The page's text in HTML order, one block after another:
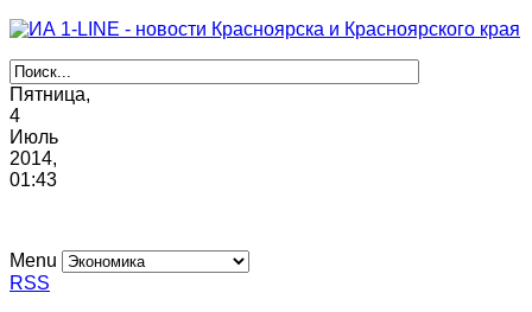
Пятница,
4
Июль
2014,
01:43
Menu
RSS